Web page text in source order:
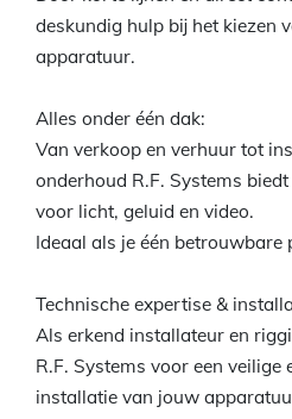
deskundig hulp bij het kiezen
apparatuur.
Alles onder één dak:
Van verkoop en verhuur tot
onderhoud R.F. Systems
voor licht, geluid en video.
Ideaal als je één betrouwbare
Technische expertise &
Als erkend installateur en
R.F. Systems voor een veilige
installatie van jouw